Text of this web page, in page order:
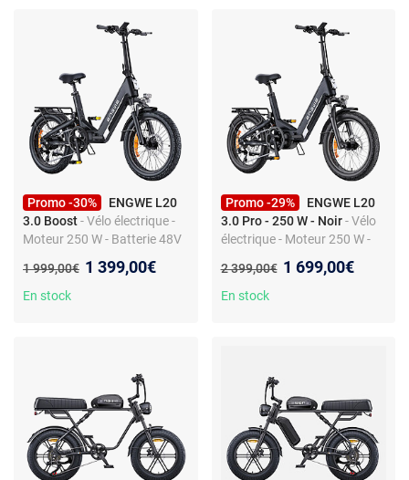
Promo -30%
ENGWE L20
3.0 Boost- Vélo électrique -
Moteur 250 W - Batterie 48V
pouces - Freins hydrauliques
Ancien prix :
1 999,00€ Nouveau prix :
1 399,00€
En stock
Promo -29%
ENGWE L20
3.0 Pro - 250 W - Noir - Vélo
électrique - Moteur 250 W -
Autonomie 160 km max -
Suspension intégrale - Freins
Ancien prix :
2 399,00€ Nouveau prix :
1 699,00€
En stock